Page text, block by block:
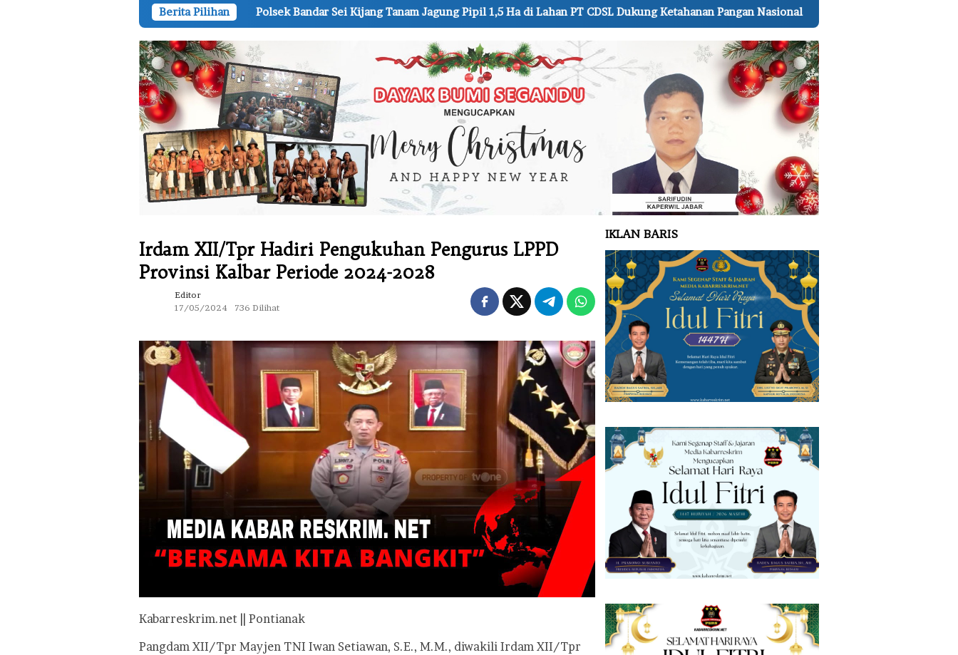
Berita Pilihan
Polsek Bandar Sei Kijang Tanam Jagung Pipil 1,5 Ha di Lahan PT CDSL Dukung Ketahanan Pangan Nasional Kapolres Pelalawan Lantik Pengurus Bhuwana
Irdam XII/Tpr Hadiri Pengukuhan Pengurus LPPD
Provinsi Kalbar Periode 2024-2028
Editor
17/05/2024
736 Dilihat
Kabarreskrim.net || Pontianak
Pangdam XII/Tpr Mayjen TNI Iwan Setiawan, S.E., M.M., diwakili Irdam XII/Tpr
IKLAN BARIS